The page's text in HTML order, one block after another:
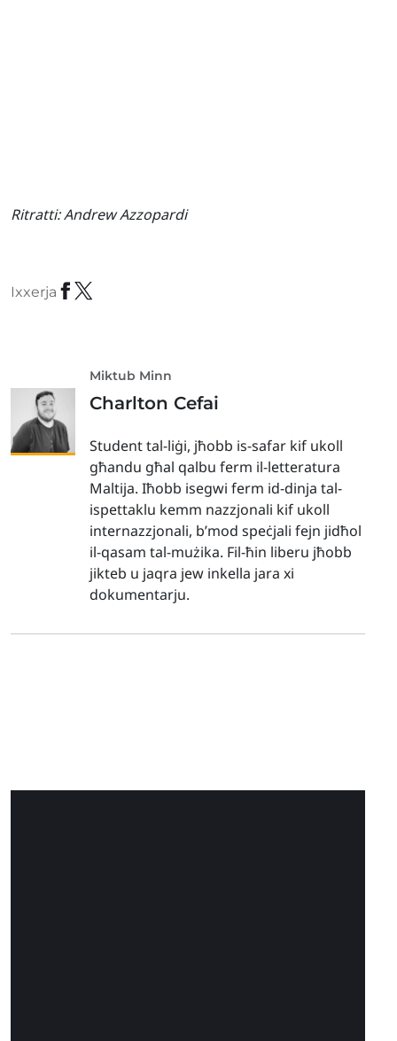
Ritratti:Andrew Azzopardi
Ixxerja
Miktub Minn
Charlton Cefai
Student tal-liġi, jħobb is-safar kif ukoll
għandu għal qalbu ferm il-letteratura
Maltija. Iħobb isegwi ferm id-dinja tal-
ispettaklu kemm nazzjonali kif ukoll
internazzjonali, b’mod speċjali fejn jidħol
il-qasam tal-mużika. Fil-ħin liberu jħobb
jikteb u jaqra jew inkella jara xi
dokumentarju.